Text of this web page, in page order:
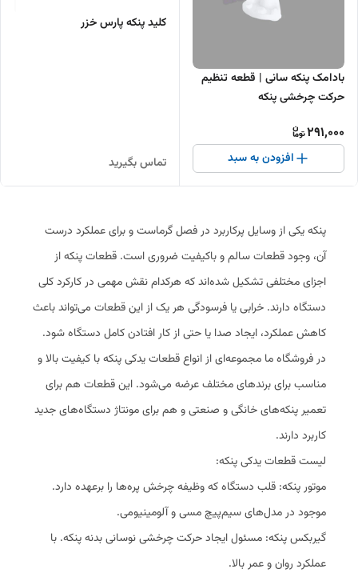
بادامک پنکه سانی | قطعه تنظیم
حرکت چرخشی پنکه
291,000
افزودن به سبد
کلید پنکه پارس خزر
تماس بگیرید
پنکه یکی از وسایل پرکاربرد در فصل گرماست و برای عملکرد درست
آن، وجود قطعات سالم و باکیفیت ضروری است. قطعات پنکه از
اجزای مختلفی تشکیل شده‌اند که هرکدام نقش مهمی در کارکرد کلی
دستگاه دارند. خرابی یا فرسودگی هر یک از این قطعات می‌تواند باعث
کاهش عملکرد، ایجاد صدا یا حتی از کار افتادن کامل دستگاه شود.
در فروشگاه ما مجموعه‌ای از انواع قطعات یدکی پنکه با کیفیت بالا و
مناسب برای برندهای مختلف عرضه می‌شود. این قطعات هم برای
تعمیر پنکه‌های خانگی و صنعتی و هم برای مونتاژ دستگاه‌های جدید
کاربرد دارند.
لیست قطعات یدکی پنکه:
موتور پنکه: قلب دستگاه که وظیفه چرخش پره‌ها را برعهده دارد.
موجود در مدل‌های سیم‌پیچ مسی و آلومینیومی.
گیربکس پنکه: مسئول ایجاد حرکت چرخشی نوسانی بدنه پنکه. با
عملکرد روان و عمر بالا.